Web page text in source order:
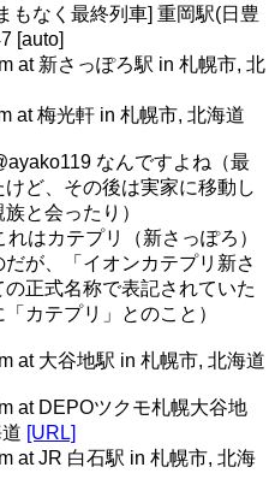
もなく最終列車] 重岡駅(日豊
[auto]
at 新さっぽろ駅 in 札幌市, 北
at 梅光軒 in 札幌市, 北海道
なんですよね（最
ど、その後は実家に移動し
と会ったり）
れはカテプリ（新さっぽろ）
が、「イオンカテプリ新さ
正式名称で表記されていた
カテプリ」とのこと）
at 大谷地駅 in 札幌市, 北海道
at DEPOツクモ札幌大谷地
[URL]
at JR 白石駅 in 札幌市, 北海